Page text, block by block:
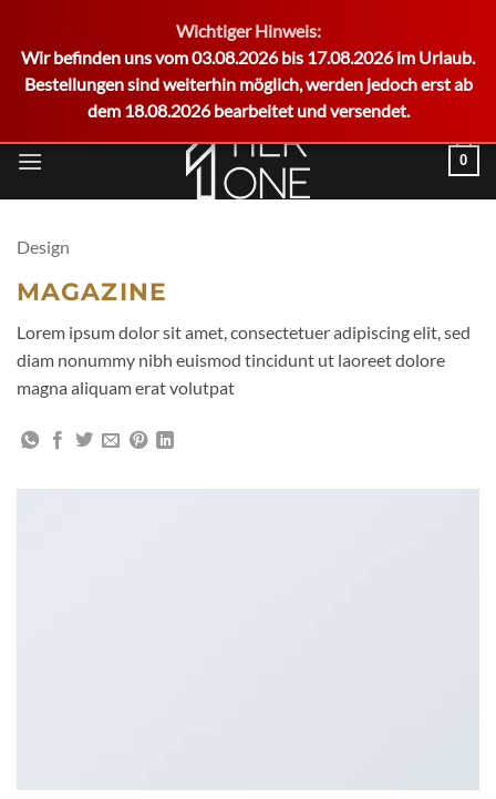
Wichtiger Hinweis:
Wir befinden uns vom 03.08.2026 bis 17.08.2026 im Urlaub.
Bestellungen sind weiterhin möglich, werden jedoch erst ab
dem 18.08.2026 bearbeitet und versendet.
Inhalt
0
Design
MAGAZINE
Lorem ipsum dolor sit amet, consectetuer adipiscing elit, sed
diam nonummy nibh euismod tincidunt ut laoreet dolore
magna aliquam erat volutpat